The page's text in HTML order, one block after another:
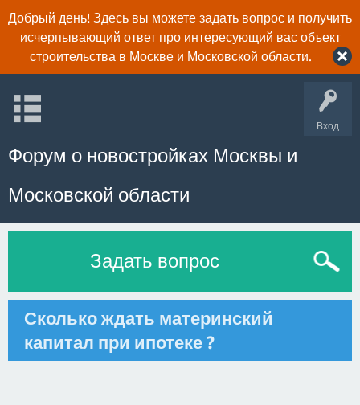
Добрый день! Здесь вы можете задать вопрос и получить
исчерпывающий ответ про интересующий вас объект
строительства в Москве и Московской области.
Вход
Форум о новостройках Москвы и
Московской области
Задать вопрос
Сколько ждать материнский
капитал при ипотеке ?